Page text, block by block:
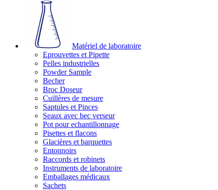
Matériel de laboratoire
Eprouvettes et Pipette
Pelles industrielles
Powder Sample
Becher
Broc Doseur
Cuillères de mesure
Saptules et Pinces
Seaux avec bec verseur
Pot pour echantillonnage
Pisettes et flacons
Glacières et barquettes
Entonnoirs
Raccords et robinets
Instruments de laboratoire
Emballages médicaux
Sachets